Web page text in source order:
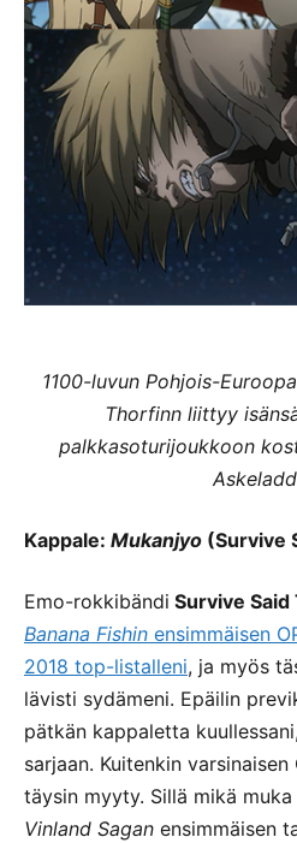
1100-luvun Pohjois-
Thorfinn liittyy
palkkasoturijoukkoon
Kappale: Mukanjyo (Survive
Emo-rokkibändi Survive
Banana Fishin ensimmäisen
2018 top-listalleni, ja myös
lävisti sydämeni. Epäilin
pätkän kappaletta
sarjaan. Kuitenkin
täysin myyty. Sillä mikä
Vinland Sagan ensimmäisen